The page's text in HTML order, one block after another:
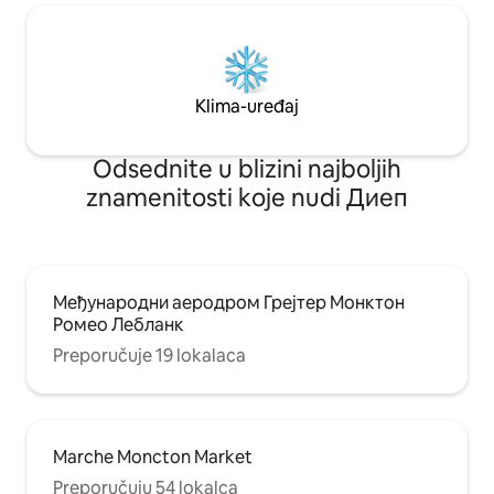
Klima-uređaj
Odsednite u blizini najboljih
znamenitosti koje nudi Диеп
Међународни аеродром Грејтер Монктон
Ромео Лебланк
Preporučuje 19 lokalaca
Marche Moncton Market
Preporučuju 54 lokalca